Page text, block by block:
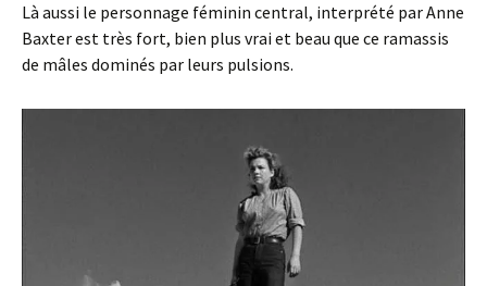
Là aussi le personnage féminin central, interprété par Anne
Baxter est très fort, bien plus vrai et beau que ce ramassis
de mâles dominés par leurs pulsions.